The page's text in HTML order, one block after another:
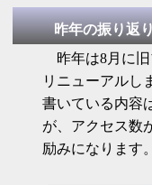
昨年の振り返
昨年は8月に
リニューアルし
書いている内容
が、アクセス数
励みになります。